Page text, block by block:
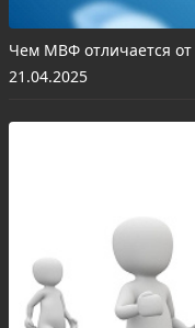
Чем МВФ отличается от
21.04.2025